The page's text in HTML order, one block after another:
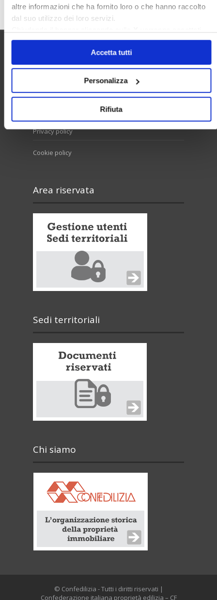
altre informazioni che ha fornito loro o che hanno raccolto
dal suo utilizzo dei loro servizi.
solo i cookie necessari.
Accetta tutti
Personalizza
Rifiuta
Privacy policy
Cookie policy
Area riservata
Sedi territoriali
Chi siamo
© Confedilizia - Tutti i diritti riservati |
Confederazione italiana proprietà edilizia – CF